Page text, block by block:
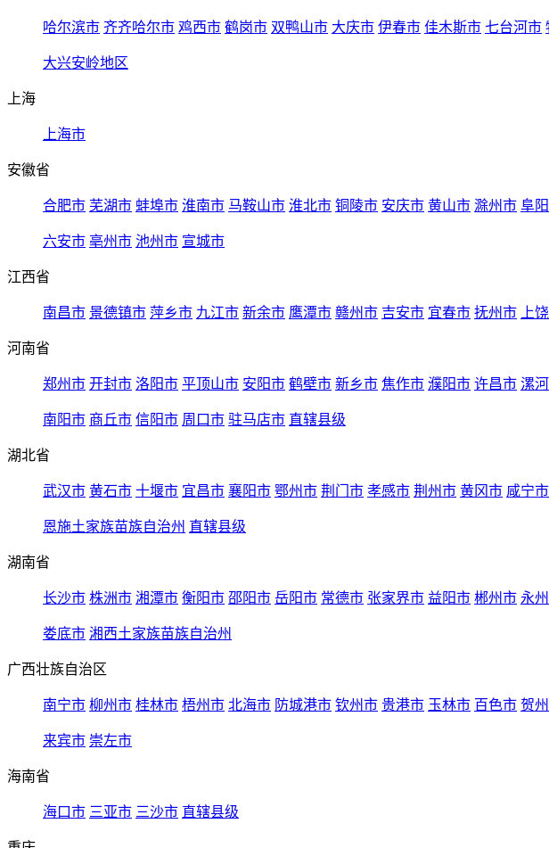
哈尔滨市 齐齐哈尔市 鸡西市 鹤岗市 双鸭山市 大庆市 伊春市 佳木斯市 七台河市
大兴安岭地区
上海
上海市
安徽省
合肥市 芜湖市 蚌埠市 淮南市 马鞍山市 淮北市 铜陵市 安庆市 黄山市 滁州市 阜
六安市 亳州市 池州市 宣城市
江西省
南昌市 景德镇市 萍乡市 九江市 新余市 鹰潭市 赣州市 吉安市 宜春市 抚州市 上
河南省
郑州市 开封市 洛阳市 平顶山市 安阳市 鹤壁市 新乡市 焦作市 濮阳市 许昌市 漯
南阳市 商丘市 信阳市 周口市 驻马店市 直辖县级
湖北省
武汉市 黄石市 十堰市 宜昌市 襄阳市 鄂州市 荆门市 孝感市 荆州市 黄冈市 咸宁市
恩施土家族苗族自治州 直辖县级
湖南省
长沙市 株洲市 湘潭市 衡阳市 邵阳市 岳阳市 常德市 张家界市 益阳市 郴州市 永
娄底市 湘西土家族苗族自治州
广西壮族自治区
南宁市 柳州市 桂林市 梧州市 北海市 防城港市 钦州市 贵港市 玉林市 百色市 贺
来宾市 崇左市
海南省
海口市 三亚市 三沙市 直辖县级